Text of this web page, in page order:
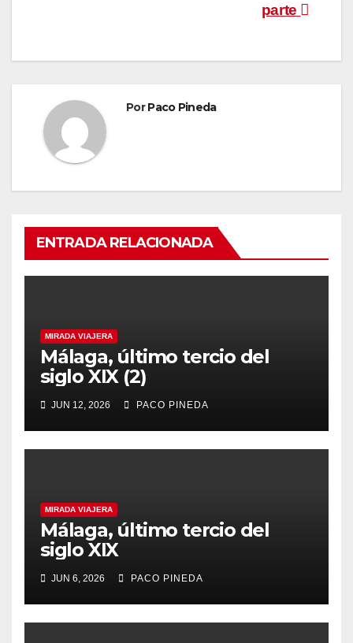
parte
PorPaco Pineda
ENTRADA RELACIONADA
MIRADA VIAJERA
Málaga, último tercio del
siglo XIX (2)
JUN 12, 2026 PACO PINEDA
MIRADA VIAJERA
Málaga, último tercio del
siglo XIX
JUN 6, 2026 PACO PINEDA